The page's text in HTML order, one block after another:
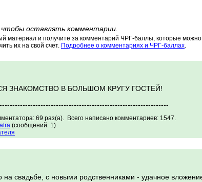
оставлять комментарии.
материал и получите за комментарий ЧРГ-баллы, которые можно
их на свой счет. Подробнее о комментариях и ЧРГ-баллах.
ЗНАКОМСТВО В БОЛЬШОМ КРУГУ ГОСТЕЙ!
69 раз(а). Всего написано комментариев: 1547.
(сообщений: 1)
на свадьбе, с новыми родственниками - удачное